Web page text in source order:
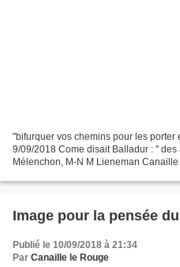
"bifurquer vos chemins pour les porter
9/09/2018 Come disait Balladur : " des
Mélenchon, M-N M Lieneman
Image pour la pensée
Publié le 10/09/2018 à 21:34
Par Canaille le Rouge